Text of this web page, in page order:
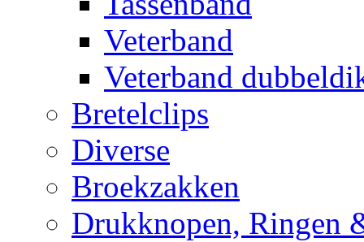
Veterband
Veterband
Bretelclips
Diverse
Broekzakken
Drukknopen, Ringen